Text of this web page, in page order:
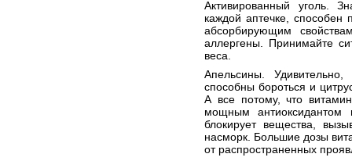
Активированный уголь.
каждой аптечке,
абсорбирующим
аллергены. Принимайте
веса.
Апельсины.
способны бороться и
А все потому, что
мощным антиоксидантом
блокирует вещества,
насморк. Большие дозы
от распространенных